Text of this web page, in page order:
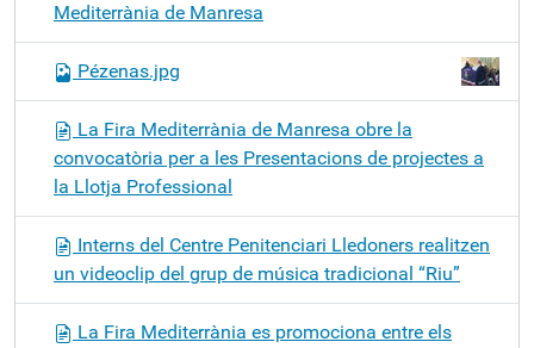
Mediterrània de Manresa
Pézenas.jpg
La Fira Mediterrània de Manresa obre la
convocatòria per a les Presentacions de projectes a
la Llotja Professional
Interns del Centre Penitenciari Lledoners realitzen
un videoclip del grup de música tradicional “Riu”
La Fira Mediterrània es promociona entre els